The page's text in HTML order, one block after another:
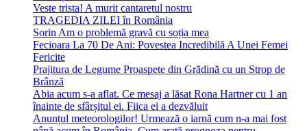
Veste trista! A murit cantaretul nostru
TRAGEDIA ZILEI în România
Sorin Am o problemă gravă cu soția mea
Fecioara La 70 De Ani: Povestea Incredibilă A Unei Femei
Fericite
Prajitura de Legume Proaspete din Grădină cu un Strop de
Brânză
Abia acum s-a aflat. Ce mesaj a lăsat Rona Hartner cu 1 an
înainte de sfârșitul ei. Fiica ei a dezvăluit
Anunțul meteorologilor! Urmează o iarnă cum n-a mai fost